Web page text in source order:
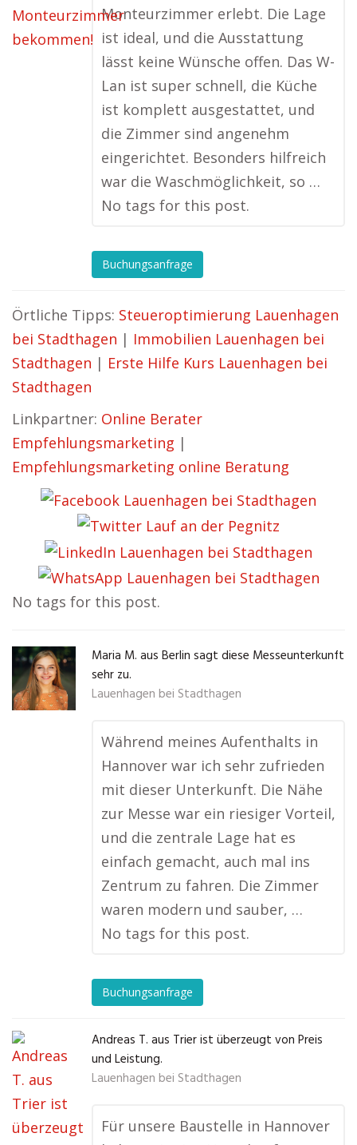
Monteurzimmer erlebt. Die Lage
ist ideal, und die Ausstattung
lässt keine Wünsche offen. Das W-
Lan ist super schnell, die Küche
ist komplett ausgestattet, und
die Zimmer sind angenehm
eingerichtet. Besonders hilfreich
war die Waschmöglichkeit, so …
No tags for this post.
Buchungsanfrage
Örtliche Tipps: Steueroptimierung Lauenhagen
bei Stadthagen | Immobilien Lauenhagen bei
Stadthagen | Erste Hilfe Kurs Lauenhagen bei
Stadthagen
Linkpartner: Online Berater
Empfehlungsmarketing |
Empfehlungsmarketing online Beratung
No tags for this post.
Maria M. aus Berlin sagt diese Messeunterkunft
sehr zu.
Lauenhagen bei Stadthagen
Während meines Aufenthalts in
Hannover war ich sehr zufrieden
mit dieser Unterkunft. Die Nähe
zur Messe war ein riesiger Vorteil,
und die zentrale Lage hat es
einfach gemacht, auch mal ins
Zentrum zu fahren. Die Zimmer
waren modern und sauber, …
No tags for this post.
Buchungsanfrage
Andreas T. aus Trier ist überzeugt von Preis
und Leistung.
Lauenhagen bei Stadthagen
Für unsere Baustelle in Hannover